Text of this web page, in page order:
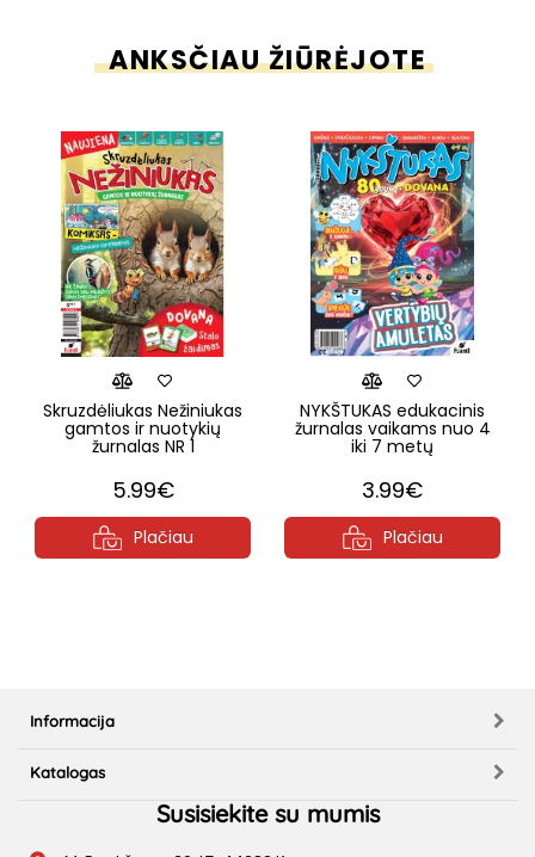
ANKSČIAU ŽIŪRĖJOTE
Skruzdėliukas Nežiniukas
gamtos ir nuotykių
žurnalas NR 1
5.99€
Plačiau
NYKŠTUKAS edukacinis
žurnalas vaikams nuo 4
iki 7 metų
3.99€
Plačiau
Informacija
Katalogas
Susisiekite su mumis